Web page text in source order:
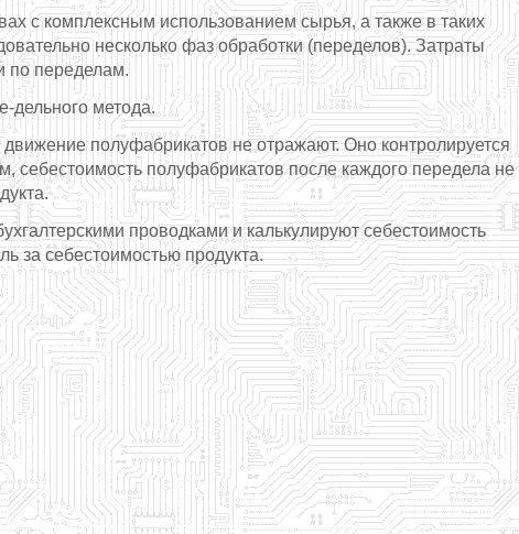
с комплексным использованием сырья, а также в таких
несколько фаз обработки (переделов). Затраты
по переделам.
дельного метода.
полуфабрикатов не отражают. Оно контролируется
полуфабрикатов после каждого передела не
проводками и калькулируют себестоимость
за себестоимостью продукта.